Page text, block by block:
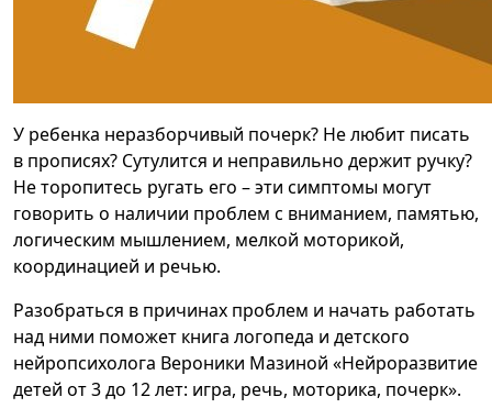
У ребенка неразборчивый почерк? Не любит писать
в прописях? Сутулится и неправильно держит ручку?
Не торопитесь ругать его – эти симптомы могут
говорить о наличии проблем с вниманием, памятью,
логическим мышлением, мелкой моторикой,
координацией и речью.
Разобраться в причинах проблем и начать работать
над ними поможет книга логопеда и детского
нейропсихолога Вероники Мазиной «Нейроразвитие
детей от 3 до 12 лет: игра, речь, моторика, почерк».